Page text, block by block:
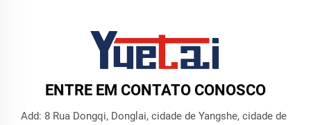
ENTRE EM CONTATO CONOSCO
Add: 8 Rua Dongqi, Donglai, cidade de Yangshe, cidade de